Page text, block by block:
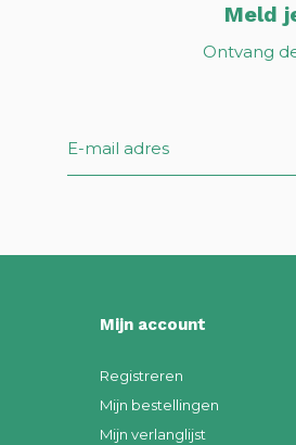
Meld
Ontvang
Mijn account
Registreren
Mijn bestellingen
Mijn verlanglijst